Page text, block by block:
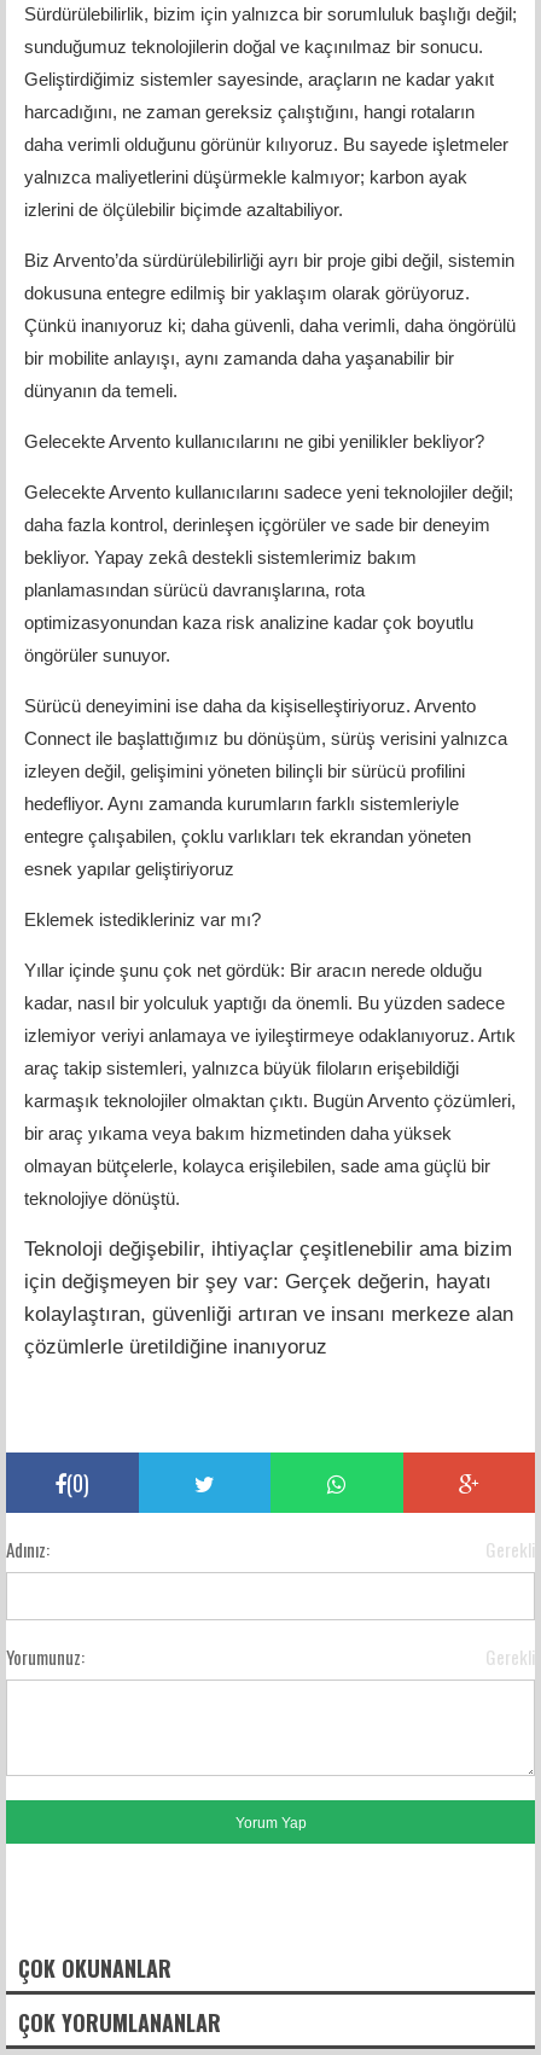
Sürdürülebilirlik, bizim için yalnızca bir sorumluluk başlığı değil;
sunduğumuz teknolojilerin doğal ve kaçınılmaz bir sonucu.
Geliştirdiğimiz sistemler sayesinde, araçların ne kadar yakıt
harcadığını, ne zaman gereksiz çalıştığını, hangi rotaların
daha verimli olduğunu görünür kılıyoruz. Bu sayede işletmeler
yalnızca maliyetlerini düşürmekle kalmıyor; karbon ayak
izlerini de ölçülebilir biçimde azaltabiliyor.
Biz Arvento’da sürdürülebilirliği ayrı bir proje gibi değil, sistemin
dokusuna entegre edilmiş bir yaklaşım olarak görüyoruz.
Çünkü inanıyoruz ki; daha güvenli, daha verimli, daha öngörülü
bir mobilite anlayışı, aynı zamanda daha yaşanabilir bir
dünyanın da temeli.
Gelecekte Arvento kullanıcılarını ne gibi yenilikler bekliyor?
Gelecekte Arvento kullanıcılarını sadece yeni teknolojiler değil;
daha fazla kontrol, derinleşen içgörüler ve sade bir deneyim
bekliyor. Yapay zekâ destekli sistemlerimiz bakım
planlamasından sürücü davranışlarına, rota
optimizasyonundan kaza risk analizine kadar çok boyutlu
öngörüler sunuyor.
Sürücü deneyimini ise daha da kişiselleştiriyoruz. Arvento
Connect ile başlattığımız bu dönüşüm, sürüş verisini yalnızca
izleyen değil, gelişimini yöneten bilinçli bir sürücü profilini
hedefliyor. Aynı zamanda kurumların farklı sistemleriyle
entegre çalışabilen, çoklu varlıkları tek ekrandan yöneten
esnek yapılar geliştiriyoruz
Eklemek istedikleriniz var mı?
Yıllar içinde şunu çok net gördük: Bir aracın nerede olduğu
kadar, nasıl bir yolculuk yaptığı da önemli. Bu yüzden sadece
izlemiyor veriyi anlamaya ve iyileştirmeye odaklanıyoruz. Artık
araç takip sistemleri, yalnızca büyük filoların erişebildiği
karmaşık teknolojiler olmaktan çıktı. Bugün Arvento çözümleri,
bir araç yıkama veya bakım hizmetinden daha yüksek
olmayan bütçelerle, kolayca erişilebilen, sade ama güçlü bir
teknolojiye dönüştü.
Teknoloji değişebilir, ihtiyaçlar çeşitlenebilir ama bizim
için değişmeyen bir şey var: Gerçek değerin, hayatı
kolaylaştıran, güvenliği artıran ve insanı merkeze alan
çözümlerle üretildiğine inanıyoruz
(0)
Adınız: Gerekli
Yorumunuz: Gerekli
ÇOK OKUNANLAR
ÇOK YORUMLANANLAR